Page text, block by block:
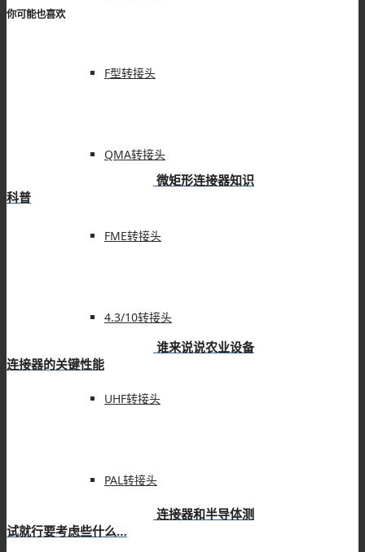
F型转接头
QMA转接头
FME转接头
4.3/10转接头
UHF转接头
PAL转接头
你可能也喜欢
微矩形连接器知识
科普
谁来说说农业设备
连接器的关键性能
连接器和半导体测
试就行要考虑些什么…